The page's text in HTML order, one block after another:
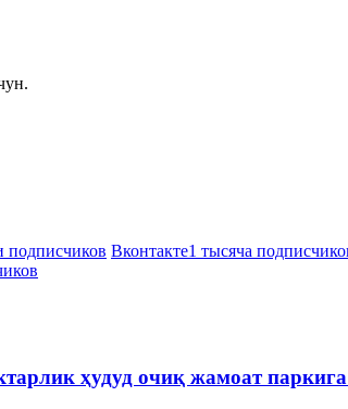
подписчиков Вконтакте1 тысяча
ҳудуд очиқ жамоат